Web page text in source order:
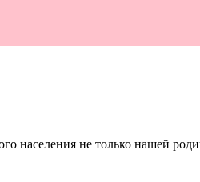
населения не только нашей